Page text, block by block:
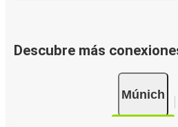
Descubre más
Múnich